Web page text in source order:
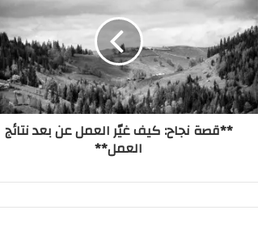
**قصة نجاح: كيف غيّر العمل عن بعد نتائج
العمل**